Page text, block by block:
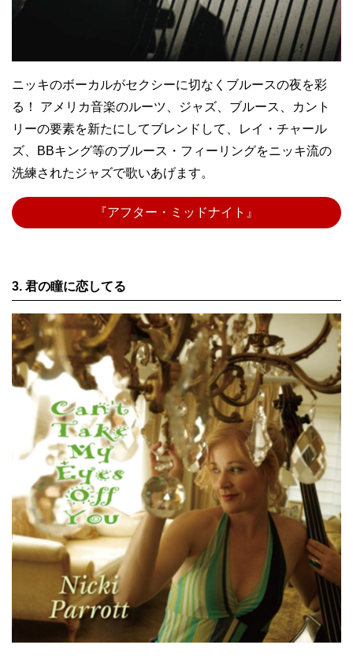
ニッキのボーカルがセクシーに切なくブルースの夜を彩
る！ アメリカ音楽のルーツ、ジャズ、ブルース、カント
リーの要素を新たにしてブレンドして、レイ・チャール
ズ、BBキング等のブルース・フィーリングをニッキ流の
洗練されたジャズで歌いあげます。
『アフター・ミッドナイト』
3. 君の瞳に恋してる